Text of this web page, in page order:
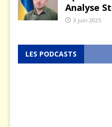
Opération
Analyse
LES PODCASTS